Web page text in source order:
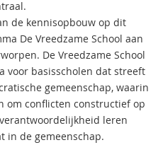
de kennisopbouw op dit
De Vreedzame School aan
De Vreedzame School
voor basisscholen dat streeft
gemeenschap, waarin
om conflicten constructief op
leren
in de gemeenschap.